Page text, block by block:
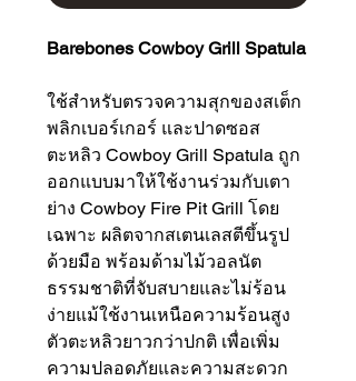
Barebones Cowboy Grill Spatula
ใช้สำหรับตรวจความสุกของสเต็ก
พลิกเบอร์เกอร์ และปาดซอส
ตะหลิว Cowboy Grill Spatula ถูก
ออกแบบมาให้ใช้งานร่วมกับเตา
ย่าง Cowboy Fire Pit Grill โดย
เฉพาะ ผลิตจากสเตนเลสตีขึ้นรูป
ด้วยมือ พร้อมด้ามไม้วอลนัต
ธรรมชาติที่จับสบายและไม่ร้อน
ง่ายแม้ใช้งานเหนือความร้อนสูง
ตัวตะหลิวยาวกว่าปกติ เพื่อเพิ่ม
ความปลอดภัยและความสะดวก